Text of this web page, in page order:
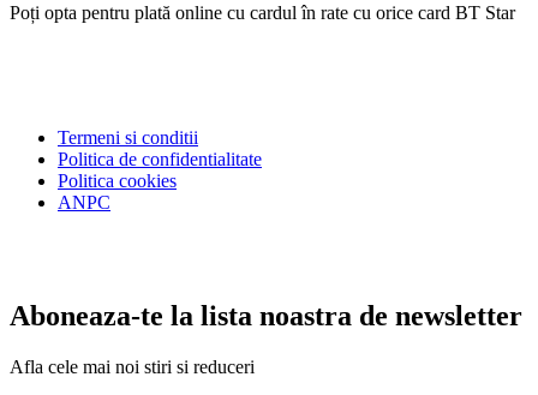
Poți opta pentru plată online cu cardul în rate cu orice card BT Star
Termeni si conditii
Politica de confidentialitate
Politica cookies
ANPC
Aboneaza-te la lista noastra de newsletter
Afla cele mai noi stiri si reduceri